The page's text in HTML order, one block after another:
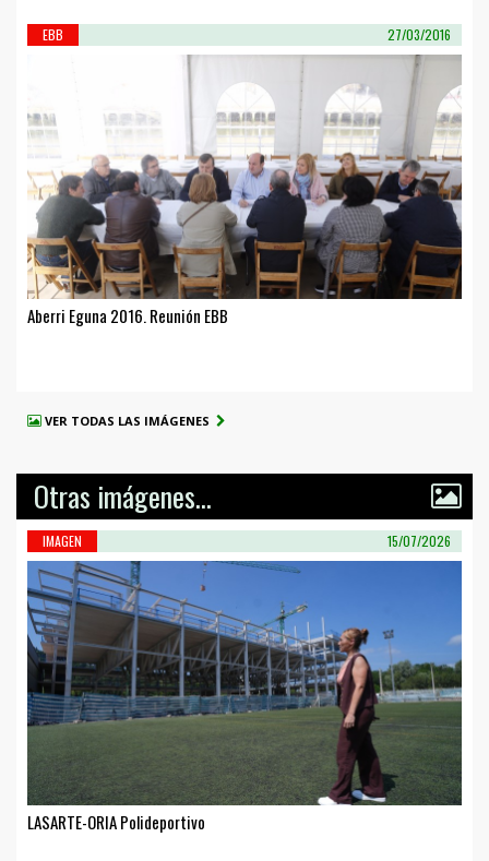
EBB 27/03/2016
Aberri Eguna 2016. Reunión EBB
VER TODAS LAS IMÁGENES
Otras imágenes...
IMAGEN 15/07/2026
LASARTE-ORIA Polideportivo